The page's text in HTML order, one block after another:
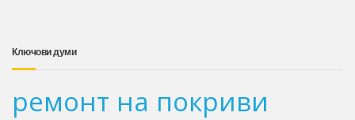
Ключови думи
ремонт на покриви